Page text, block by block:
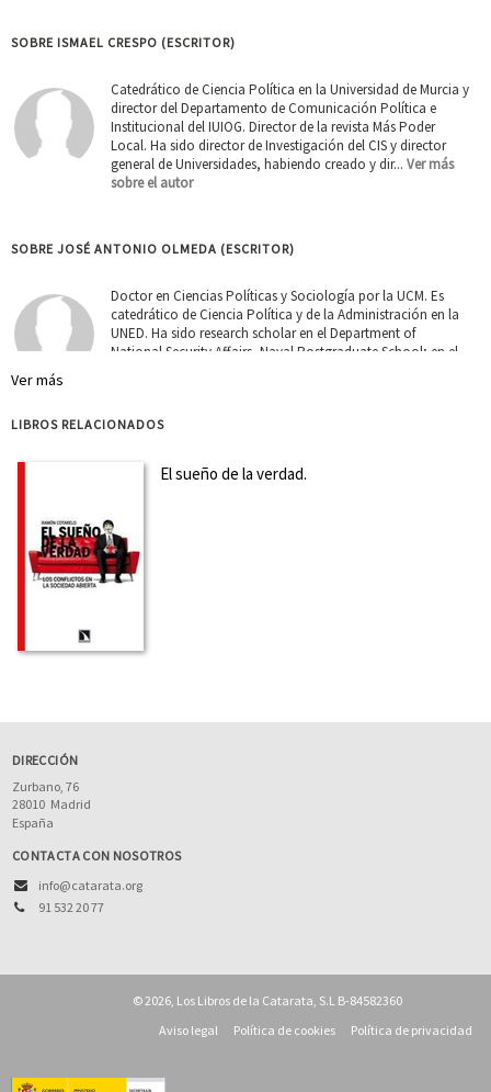
SOBRE ISMAEL CRESPO (ESCRITOR)
Catedrático de Ciencia Política en la Universidad de Murcia y
director del Departamento de Comunicación Política e
Institucional del IUIOG. Director de la revista Más Poder
Local. Ha sido director de Investigación del CIS y director
general de Universidades, habiendo creado y dir... Ver más
sobre el autor
SOBRE JOSÉ ANTONIO OLMEDA (ESCRITOR)
Doctor en Ciencias Políticas y Sociología por la UCM. Es
catedrático de Ciencia Política y de la Administración en la
UNED. Ha sido research scholar en el Department of
National Security Affairs, Naval Postgraduate School; en el
del Grupo de Investigación en Gobierno, Administración y
Políticas Públicas (GIGAPP) del IUIOG. Doctorando en
Ciencias Políticas y licenciado en Ciencias Políticas,
administrador público y magíster en Gestión y Políticas Pú...
SOBRE AMADOR IRANZO (ESCRITOR)
Comunicación de la Universitat Jaume I (Castellón) e
local de Huelva Atlántico TV, dio el salto a la comunicación
sobre el autor
Ver más
LIBROS RELACIONADOS
El sueño de la verdad.
DIRECCIÓN
Zurbano, 76
28010 Madrid
España
CONTACTA CON NOSOTROS
info@catarata.org
91 532 20 77
© 2026, Los Libros de la Catarata, S.L B-84582360
Aviso legal
Política de cookies Política de privacidad